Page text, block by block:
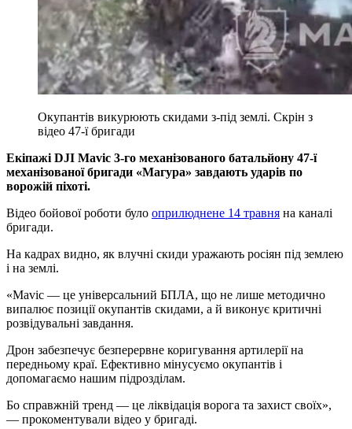
Окупантів викурюють скидами з-під землі. Скрін з
відео 47-ї бригади
Екіпажі DJI Mavic 3-го механізованого батальйону 47-ї
механізованої бригади «Магура» завдають ударів по
ворожій піхоті.
Відео бойової роботи було оприлюднене 14 травня на каналі
бригади.
На кадрах видно, як влучні скиди уражають росіян під землею
і на землі.
«Mavic — це універсальний БПЛА, що не лише методично
випалює позиції окупантів скидами, а й виконує критичні
розвідувальні завдання.
Дрон забезпечує безперервне коригування артилерії на
передньому краї. Ефективно мінусуємо окупантів і
допомагаємо нашим підрозділам.
Бо справжній тренд — це ліквідація ворога та захист своїх»,
— прокоментували відео у бригаді.